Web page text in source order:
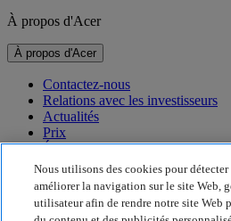
À propos d'Acer
À propos d'Acer
Contactez-nous
Relations avec les investisseurs
Actualités
Prix
Événements
Développement durable
Développement durable
Nous utilisons des cookies pour détecter
améliorer la navigation sur le site Web,
utilisateur afin de rendre notre site